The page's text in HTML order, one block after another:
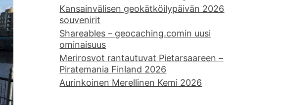
Kansainvälisen geokätköilypäivän 2026
souvenirit
Shareables – geocaching.comin uusi
ominaisuus
Merirosvot rantautuvat Pietarsaareen –
Piratemania Finland 2026
Aurinkoinen Merellinen Kemi 2026